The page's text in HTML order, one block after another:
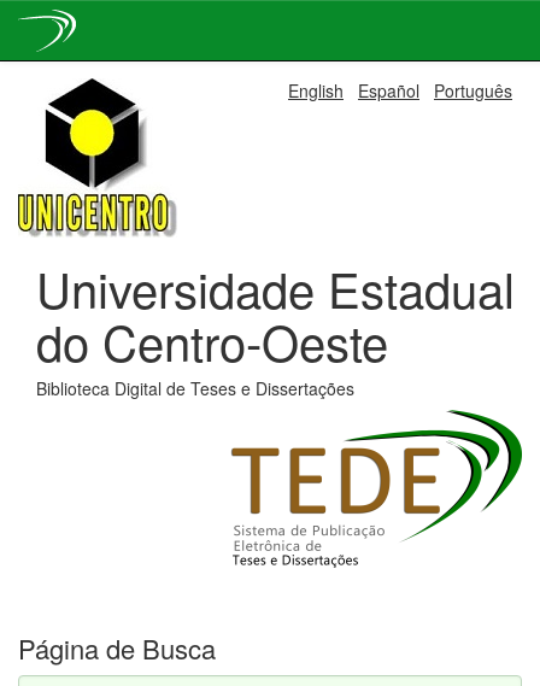
navigation
English Español Português
Universidade Estadual
do Centro-Oeste
Biblioteca Digital de Teses e Dissertações
Página de Busca